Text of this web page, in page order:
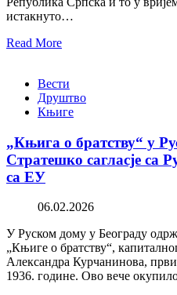
истакнуто…
Read More
Вести
Друштво
Књиге
„Књига о братству“ у
Стратешко сагласје са
са ЕУ
06.02.2026
У Руском дому у Београду
„Књиге о братству“,
Александра Курчанинова,
1936. године. Ово вече